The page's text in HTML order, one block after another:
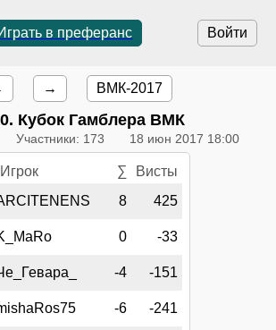
Войти
в преферанс
→ ВМК-2017
. Кубок Гамблера ВМК
Участники: 173 18 июн 2017 18:00
Игрок ∑ Висты
8 425
0 -33
-4 -151
-6 -241